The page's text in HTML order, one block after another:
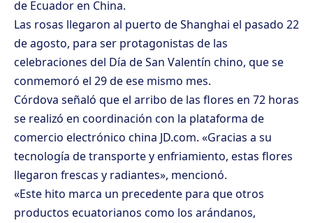
de Ecuador en China.
Las rosas llegaron al puerto de Shanghai el pasado 22
de agosto, para ser protagonistas de las
celebraciones del Día de San Valentín chino, que se
conmemoró el 29 de ese mismo mes.
Córdova señaló que el arribo de las flores en 72 horas
se realizó en coordinación con la plataforma de
comercio electrónico china JD.com. «Gracias a su
tecnología de transporte y enfriamiento, estas flores
llegaron frescas y radiantes», mencionó.
«Este hito marca un precedente para que otros
productos ecuatorianos como los arándanos,